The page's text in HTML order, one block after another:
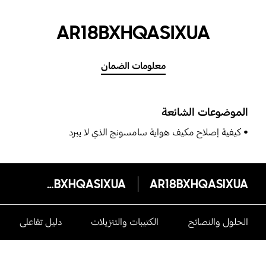
AR18BXHQASIXUA
معلومات الضمان
الموضوعات الشائعة
كيفية إصلاح مكيف هواية سامسونج الذي لا يبرد
AR18BXHQASIXUA
AR18BXHQASIXUA
الحلول والنصائح الكتيبات والتنزيلات دليل تفاعلى